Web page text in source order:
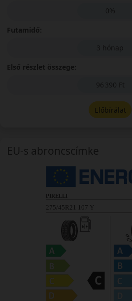
0%
Futamidő:
3 hónap
Első részlet összege:
96 390 Ft
Előbírálat
EU-s abroncscímke